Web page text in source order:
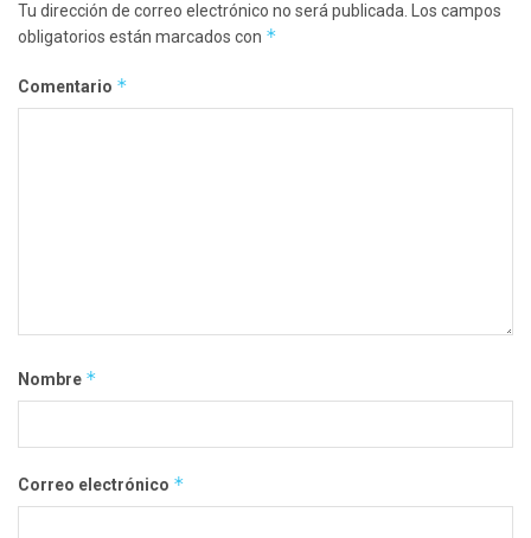
Tu dirección de correo electrónico no será publicada.
Los campos
obligatorios están marcados con *
Comentario *
Nombre *
Correo electrónico *